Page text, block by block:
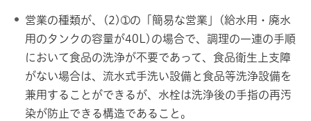
営業の種類が、(2)➀の「簡易な営業」(給水用・廃水
用のタンクの容量が40L)の場合で、調理の一連の手順
において食品の洗浄が不要であって、食品衛生上支障
がない場合は、流水式手洗い設備と食品等洗浄設備を
兼用することができるが、水栓は洗浄後の手指の再汚
染が防止できる構造であること。